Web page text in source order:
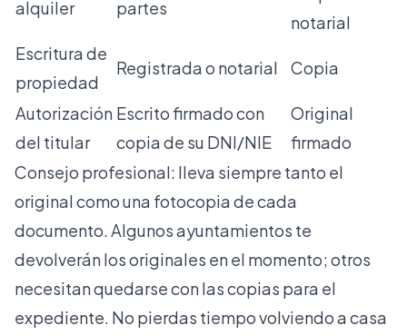
alquiler
partes
notarial
Escritura de
propiedad
Registrada o notarial Copia
Autorización
del titular
Escrito firmado con
copia de su DNI/NIE
Original
firmado
Consejo profesional: lleva siempre tanto el
original como una fotocopia de cada
documento. Algunos ayuntamientos te
devolverán los originales en el momento; otros
necesitan quedarse con las copias para el
expediente. No pierdas tiempo volviendo a casa